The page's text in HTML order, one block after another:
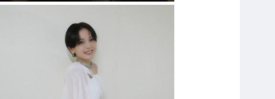
ないのは何故？ボトム2の有